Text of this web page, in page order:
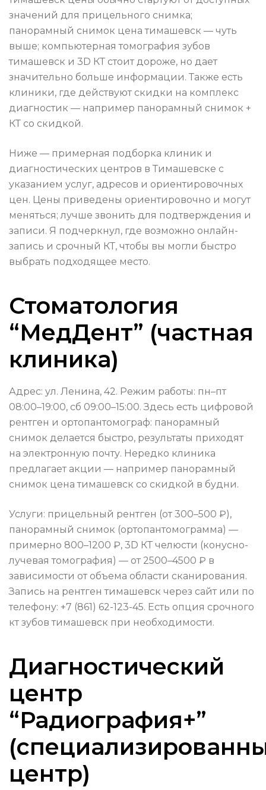
значений для прицельного снимка;
панорамный снимок цена тимашевск — чуть
выше; компьютерная томография зубов
тимашевск и 3D КТ стоит дороже, но дает
значительно больше информации. Также есть
клиники, где действуют скидки на комплекс
диагностик — например панорамный снимок +
КТ со скидкой.
Ниже — примерная подборка клиник и
диагностических центров в Тимашевске с
указанием услуг, адресов и ориентировочных
цен. Цены приведены ориентировочно и могут
меняться; лучше звонить для подтверждения и
записи. Я подчеркнул, где возможно онлайн-
запись и срочный КТ, чтобы вы могли быстро
выбрать подходящее место.
Стоматология
“МедДент” (частная
клиника)
Адрес: ул. Ленина, 42. Режим работы: пн–пт
08:00–19:00, сб 09:00–15:00. Здесь есть цифровой
рентген и ортопантомограф: панорамный
снимок делается быстро, результаты приходят
на электронную почту. Нередко клиника
предлагает акции — например панорамный
снимок цена тимашевск со скидкой в будни.
Услуги: прицельный рентген (от 300–500 ₽),
панорамный снимок (ортопантомограмма) —
примерно 800–1200 ₽, 3D КТ челюсти (конусно-
лучевая томография) — от 2500–4500 ₽ в
зависимости от объема области сканирования.
Запись на рентген тимашевск через сайт или по
телефону: +7 (861) 62-123-45. Есть опция срочного
кт зубов тимашевск при необходимости.
Диагностический
центр
“Радиография+”
центр)